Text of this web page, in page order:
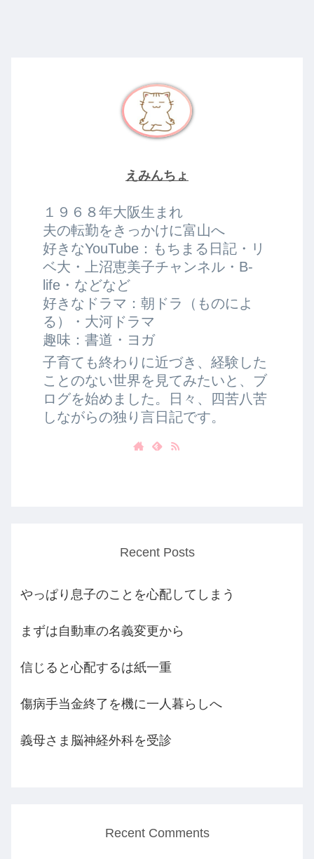
えみんちょ
１９６８年大阪生まれ
夫の転勤をきっかけに富山へ
好きなYouTube：もちまる日記・リ
ベ大・上沼恵美子チャンネル・B-
life・などなど
好きなドラマ：朝ドラ（ものによ
る）・大河ドラマ
趣味：書道・ヨガ
子育ても終わりに近づき、経験した
ことのない世界を見てみたいと、ブ
ログを始めました。日々、四苦八苦
しながらの独り言日記です。
Recent Posts
やっぱり息子のことを心配してしまう
まずは自動車の名義変更から
信じると心配するは紙一重
傷病手当金終了を機に一人暮らしへ
義母さま脳神経外科を受診
Recent Comments